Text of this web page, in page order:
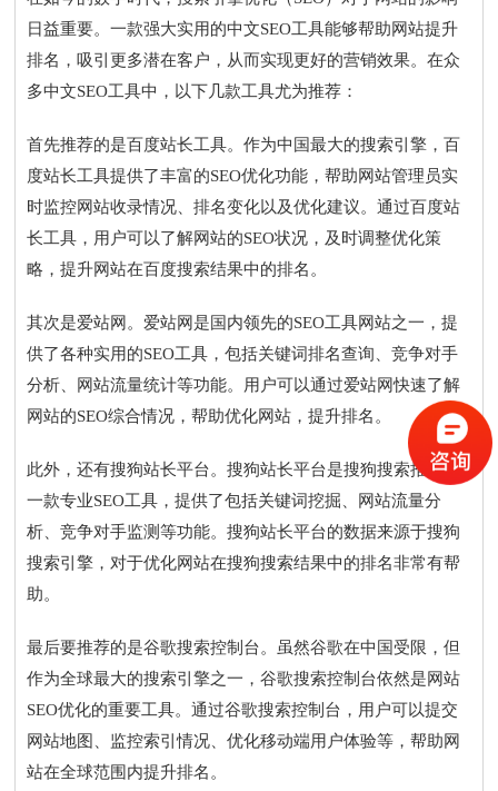
日益重要。一款强大实用的中文SEO工具能够帮助网站提升
排名，吸引更多潜在客户，从而实现更好的营销效果。在众
多中文SEO工具中，以下几款工具尤为推荐：
首先推荐的是百度站长工具。作为中国最大的搜索引擎，百
度站长工具提供了丰富的SEO优化功能，帮助网站管理员实
时监控网站收录情况、排名变化以及优化建议。通过百度站
长工具，用户可以了解网站的SEO状况，及时调整优化策
略，提升网站在百度搜索结果中的排名。
其次是爱站网。爱站网是国内领先的SEO工具网站之一，提
供了各种实用的SEO工具，包括关键词排名查询、竞争对手
分析、网站流量统计等功能。用户可以通过爱站网快速了解
网站的SEO综合情况，帮助优化网站，提升排名。
此外，还有搜狗站长平台。搜狗站长平台是搜狗搜索推出的
一款专业SEO工具，提供了包括关键词挖掘、网站流量分
析、竞争对手监测等功能。搜狗站长平台的数据来源于搜狗
搜索引擎，对于优化网站在搜狗搜索结果中的排名非常有帮
助。
最后要推荐的是谷歌搜索控制台。虽然谷歌在中国受限，但
作为全球最大的搜索引擎之一，谷歌搜索控制台依然是网站
SEO优化的重要工具。通过谷歌搜索控制台，用户可以提交
网站地图、监控索引情况、优化移动端用户体验等，帮助网
站在全球范围内提升排名。